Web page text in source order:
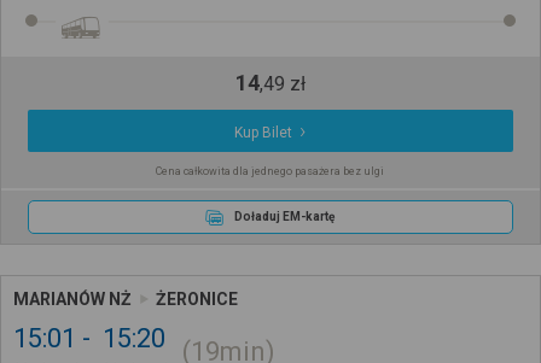
14,49 zł
Kup Bilet
Cena całkowita dla jednego pasażera bez ulgi
Doładuj EM-kartę
MARIANÓW NŻ ŻERONICE
15:01 15:20 19min